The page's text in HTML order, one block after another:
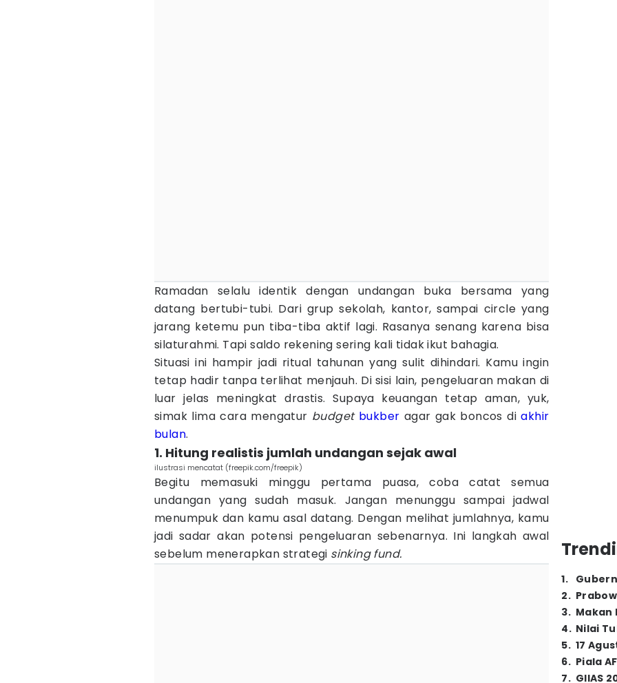
Ramadan selalu identik dengan undangan buka bersama yang
datang bertubi-tubi. Dari grup sekolah, kantor, sampai circle yang
jarang ketemu pun tiba-tiba aktif lagi. Rasanya senang karena bisa
silaturahmi. Tapi saldo rekening sering kali tidak ikut bahagia.
Situasi ini hampir jadi ritual tahunan yang sulit dihindari. Kamu ingin
tetap hadir tanpa terlihat menjauh. Di sisi lain, pengeluaran makan di
luar jelas meningkat drastis. Supaya keuangan tetap aman, yuk,
simak lima cara mengatur budget bukber agar gak boncos diakhir
bulan.
1. Hitung realistis jumlah undangan sejak awal
ilustrasi mencatat (freepik.com/freepik)
Begitu memasuki minggu pertama puasa, coba catat semua
undangan yang sudah masuk. Jangan menunggu sampai jadwal
menumpuk dan kamu asal datang. Dengan melihat jumlahnya, kamu
jadi sadar akan potensi pengeluaran sebenarnya. Ini langkah awal
sebelum menerapkan strategi sinking fund.
1.
2.
3. Makan
4. Nilai
5. 17
6. Piala
7. GIIAS